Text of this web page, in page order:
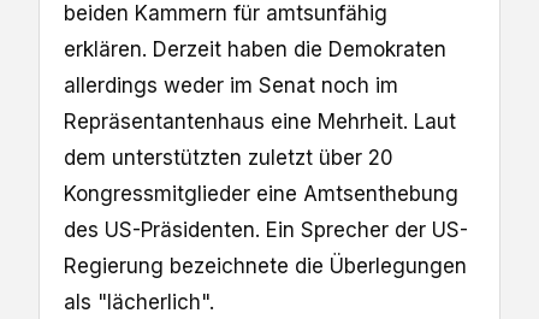
beiden Kammern für amtsunfähig
erklären. Derzeit haben die Demokraten
allerdings weder im Senat noch im
Repräsentantenhaus eine Mehrheit. Laut
dem unterstützten zuletzt über 20
Kongressmitglieder eine Amtsenthebung
des US-Präsidenten. Ein Sprecher der US-
Regierung bezeichnete die Überlegungen
als "lächerlich".